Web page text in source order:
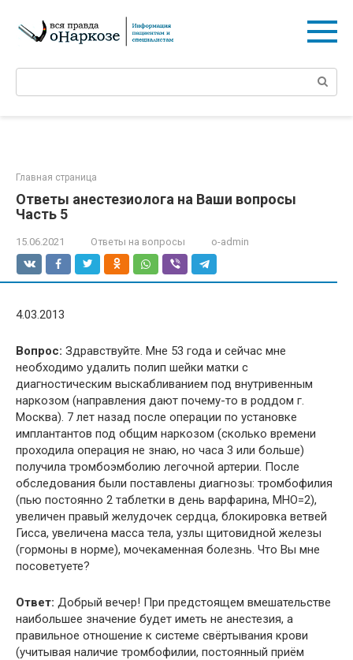
контенту
Поиск:
Главная страница
Ответы анестезиолога на Ваши вопросы
Часть 5
15.06.2021 Ответы на вопросы o-admin
4.03.2013
Вопрос: Здравствуйте. Мне 53 года и сейчас мне
необходимо удалить полип шейки матки с
диагностическим выскабливанием под внутривенным
наркозом (направления дают почему-то в роддом г.
Москва). 7 лет назад после операции по установке
имплантантов под общим наркозом (сколько времени
проходила операция не знаю, но часа 3 или больше)
получила тромбоэмболию легочной артерии. После
обследования были поставлены диагнозы: тромбофилия
(пью постоянно 2 таблетки в день варфарина, МНО=2),
увеличен правый желудочек сердца, блокировка ветвей
Гисса, увеличена масса тела, узлы щитовидной железы
(гормоны в норме), мочекаменная болезнь. Что Вы мне
посоветуете?
Ответ: Добрый вечер! При предстоящем вмешательстве
наибольшее значение будет иметь не анестезия, а
правильное отношение к системе свёртывания крови
(учитывая наличие тромбофилии, постоянный приём